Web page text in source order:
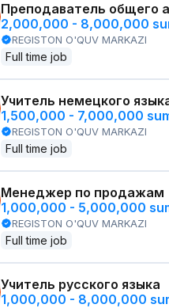
Преподаватель общего
2,000,000 - 8,000,000
REGISTON O'QUV MARKAZI
Full time job
Учитель немецкого
1,500,000 - 7,000,000
REGISTON O'QUV MARKAZI
Full time job
Менеджер по продажам
1,000,000 - 5,000,000
REGISTON O'QUV MARKAZI
Full time job
Учитель русского языка
1,000,000 - 8,000,000